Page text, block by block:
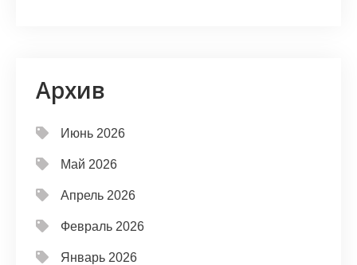
Архив
Июнь 2026
Май 2026
Апрель 2026
Февраль 2026
Январь 2026